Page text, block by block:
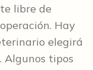
libre de
Hay
elegirá
Algunos tipos